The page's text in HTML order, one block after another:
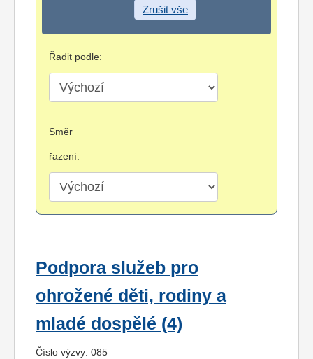
Zrušit vše
Řadit podle:
Směr
řazení:
Podpora služeb pro
ohrožené děti, rodiny a
mladé dospělé (4)
Číslo výzvy: 085